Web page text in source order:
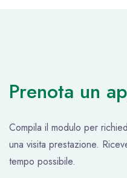
Prenota un
Compila il modulo per
una visita prestazione.
tempo possibile.